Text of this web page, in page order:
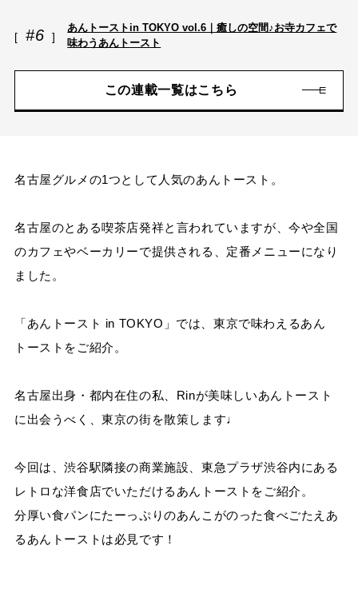
#6
あんトーストin TOKYO vol.6｜癒しの空間♪お寺カフェで
味わうあんトースト
この連載一覧はこちら
名古屋グルメの1つとして人気のあんトースト。
名古屋のとある喫茶店発祥と言われていますが、今や全国
のカフェやベーカリーで提供される、定番メニューになり
ました。
「あんトースト in TOKYO」では、東京で味わえるあん
トーストをご紹介。
名古屋出身・都内在住の私、Rinが美味しいあんトースト
に出会うべく、東京の街を散策します♩
今回は、渋谷駅隣接の商業施設、東急プラザ渋谷内にある
レトロな洋食店でいただけるあんトーストをご紹介。
分厚い食パンにたーっぷりのあんこがのった食べごたえあ
るあんトーストは必見です！